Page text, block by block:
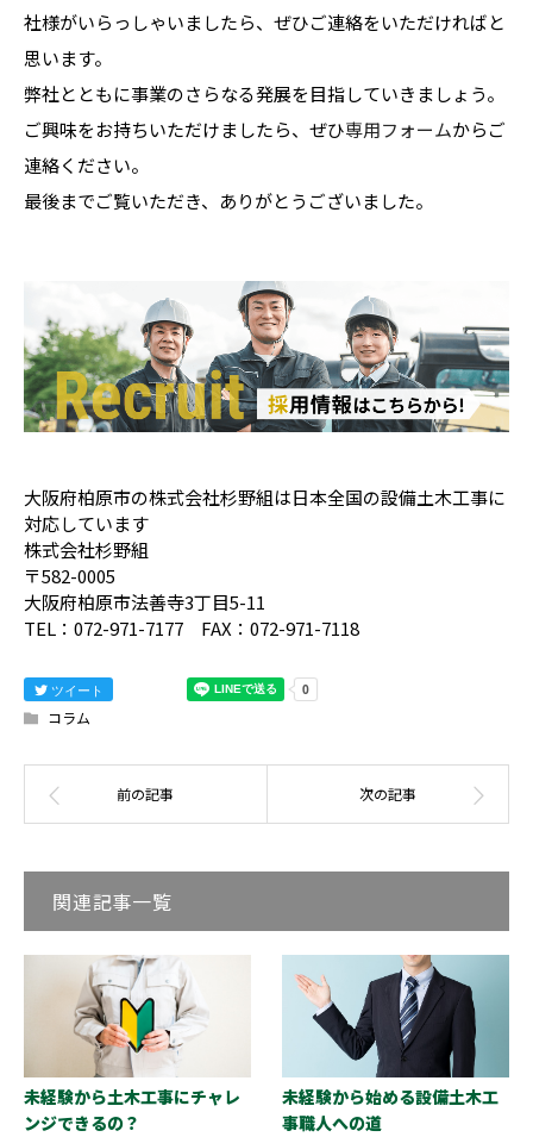
社様がいらっしゃいましたら、ぜひご連絡をいただければと
思います。
弊社とともに事業のさらなる発展を目指していきましょう。
ご興味をお持ちいただけましたら、ぜひ専用フォームからご
連絡ください。
最後までご覧いただき、ありがとうございました。
大阪府柏原市の株式会社杉野組は日本全国の設備土木工事に
対応しています
株式会社杉野組
〒582-0005
大阪府柏原市法善寺3丁目5-11
TEL：072-971-7177 FAX：072-971-7118
ツイート
コラム
関連記事一覧
未経験から土木工事にチャレ
ンジできるの？
未経験から始める設備土木工
事職人への道